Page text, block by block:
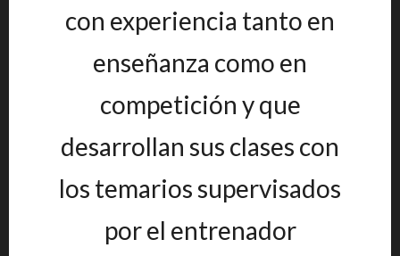
con experiencia tanto en
enseñanza como en
competición y que
desarrollan sus clases con
los temarios supervisados
por el entrenador